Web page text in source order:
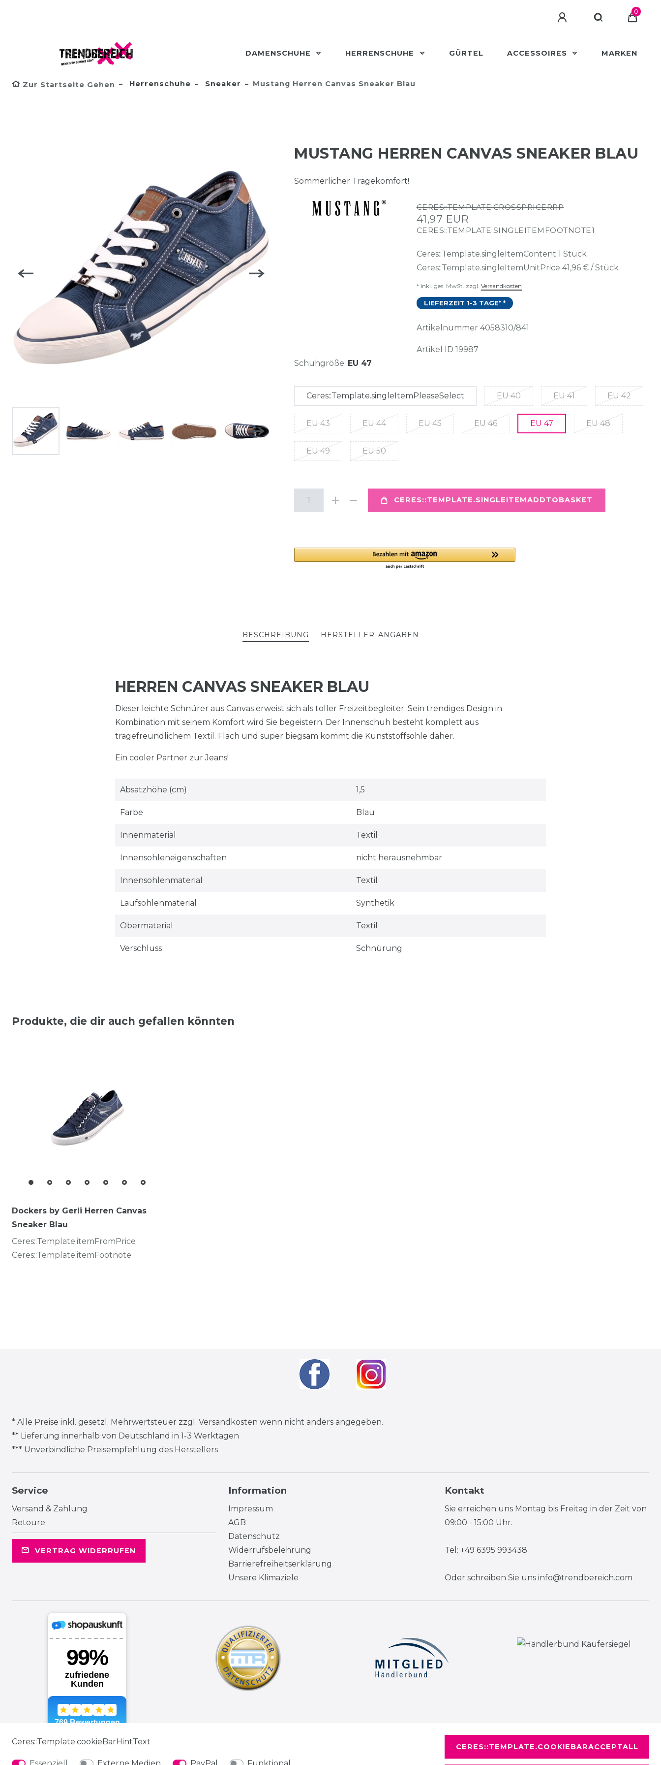
0
DAMENSCHUHE HERRENSCHUHE GÜRTEL ACCESSOIRES MARKEN
Zur Startseite Gehen Herrenschuhe Sneaker Mustang Herren Canvas Sneaker Blau
MUSTANG HERREN CANVAS SNEAKER BLAU
Sommerlicher Tragekomfort!
CERES::TEMPLATE.CROSSPRICERRP
41,97 EUR
CERES::TEMPLATE.SINGLEITEMFOOTNOTE1
Ceres::Template.singleItemContent 1 Stück
Ceres::Template.singleItemUnitPrice 41,96 € / Stück
* inkl. ges. MwSt. zzgl. Versandkosten
LIEFERZEIT 1-3 TAGE* *
Artikelnummer 4058310/841
Artikel ID 19987
Schuhgröße: EU 47
Ceres::Template.singleItemPleaseSelect EU 40 EU 41 EU 42
EU 43 EU 44 EU 45 EU 46 EU 47 EU 48
EU 49 EU 50
CERES::TEMPLATE.SINGLEITEMADDTOBASKET
BESCHREIBUNG HERSTELLER-ANGABEN
HERREN CANVAS SNEAKER BLAU
Dieser leichte Schnürer aus Canvas erweist sich als toller Freizeitbegleiter. Sein trendiges Design in
Kombination mit seinem Komfort wird Sie begeistern. Der Innenschuh besteht komplett aus
tragefreundlichem Textil. Flach und super biegsam kommt die Kunststoffsohle daher.
Ein cooler Partner zur Jeans!
Absatzhöhe (cm) 1,5
Farbe Blau
Innenmaterial Textil
Innensohleneigenschaften nicht herausnehmbar
Innensohlenmaterial Textil
Laufsohlenmaterial Synthetik
Obermaterial Textil
Verschluss Schnürung
Produkte, die dir auch gefallen könnten
Dockers by Gerli Herren Canvas
Sneaker Blau
Ceres::Template.itemFromPrice
Ceres::Template.itemFootnote
* Alle Preise inkl. gesetzl. Mehrwertsteuer zzgl. Versandkosten wenn nicht anders angegeben.
** Lieferung innerhalb von Deutschland in 1-3 Werktagen
*** Unverbindliche Preisempfehlung des Herstellers
Service
Versand & Zahlung
Retoure
VERTRAG WIDERRUFEN
Information
Impressum
AGB
Datenschutz
Widerrufsbelehrung
Barrierefreiheitserklärung
Unsere Klimaziele
Kontakt
Sie erreichen uns Montag bis Freitag in der Zeit von
09:00 - 15:00 Uhr.
Tel: +49 6395 993438
Oder schreiben Sie uns info@trendbereich.com
Ceres::Template.cookieBarHintText
CERES::TEMPLATE.COOKIEBARACCEPTALL